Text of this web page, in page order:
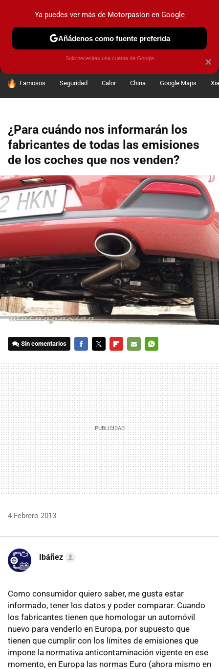
MENÚ NUEVO
COCHES ELÉCTRICOS OBSERVATORIO
HOY SE HABLA DE
Famosos Seguridad Calor China Google Maps
¿Para cuándo nos informarán los
fabricantes de todas las emisiones
de los coches que nos venden?
Sin comentarios
MAIL
4 Febrero 2013
Ibáñez
Como consumidor quiero saber, me gusta estar
informado, tener los datos y poder comparar. Cuando
los fabricantes tienen que homologar un automóvil
nuevo para venderlo en Europa, por supuesto que
tienen que cumplir con los límites de emisiones que
impone la normativa anticontaminación vigente en ese
momento, en Europa las normas Euro (ahora mismo en
×
Ya puedes ver más de Motorpasion en Google
Añádenos como fuente preferida
Solo necesitas una cuenta de Google